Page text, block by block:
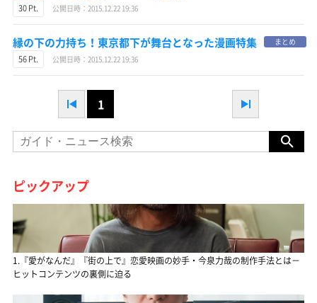
30 Pt. 公開日時：2015.12.22 19:36
縁の下の力持ち！東京都下が舞台となった漫画特集 まとめ
56 Pt. 公開日時：2015.12.22 19:36
1
ピックアップ
1.『愛がなんだ』『街の上で』恋愛映画の妙手・今泉力哉の制作手法とは－
ヒットコンテンツの裏側に迫る